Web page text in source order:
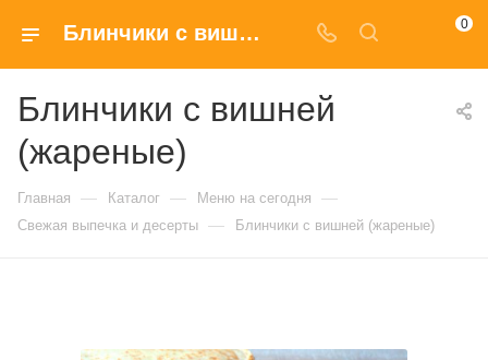
Блинчики с вишней (жареные) с доставкой на дом в Москве 0
Блинчики с вишней
(жареные)
Главная — Каталог — Меню на сегодня —
Свежая выпечка и десерты — Блинчики с вишней (жареные)